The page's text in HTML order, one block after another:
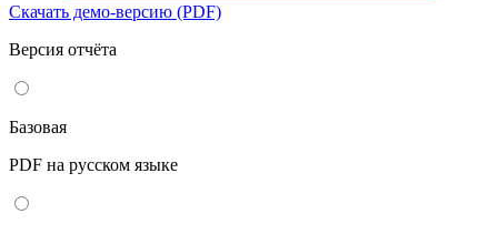
Скачать демо-версию (PDF)
Версия отчёта
Базовая
PDF на русском языке